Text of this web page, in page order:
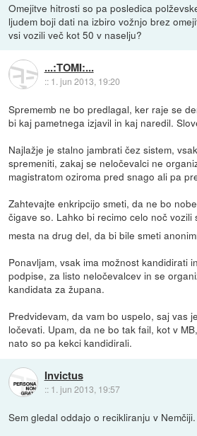
Omejitve hitrosti so pa posledica
ljudem boji dati na izbiro vožnjo brez
vsi vozili več kot 50 v naselju?
...:TOMI:...
:: 1. jun 2013, 19:20
Sprememb ne bo predlagal, ker raje se
bi kaj pametnega izjavil in kaj naredil.
Najlažje je stalno jambrati čez sistem,
spremeniti, zakaj se neločevalci ne
magistratom oziroma pred snago ali pa
Zahtevajte enkripcijo smeti, da ne bo
čigave so. Lahko bi recimo celo noč
mesta na drug del, da bi bile smeti
Ponavljam, vsak ima možnost kandidirati
podpise, za listo neločevalcev in se
kandidata za župana.
Predvidevam, da vam bo uspelo, saj vas
ločevati. Upam, da ne bo tak fail, kot v
nato so pa kekci kandidirali.
Invictus
:: 1. jun 2013, 19:57
Sem gledal oddajo o recikliranju v